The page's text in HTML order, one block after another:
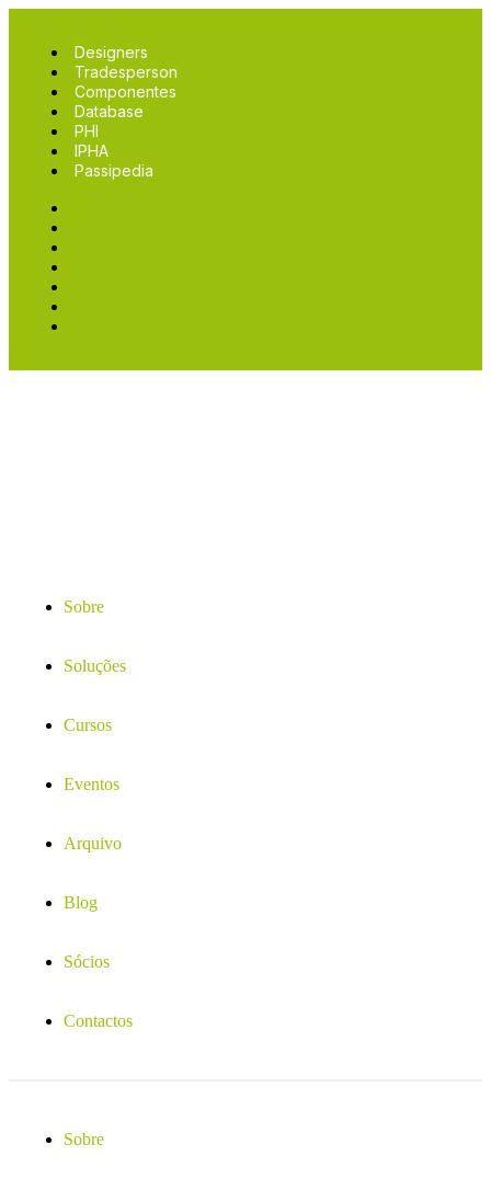
Designers
Tradesperson
Componentes
Database
PHI
IPHA
Passipedia
Sobre
Soluções
Cursos
Eventos
Arquivo
Blog
Sócios
Contactos
Sobre